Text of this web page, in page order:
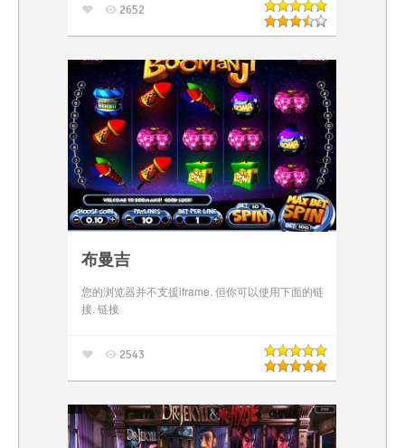
2652
布曼吉
您的浏览器并不支援iframe. 但你可以使用下面的链
接. 链接
2543